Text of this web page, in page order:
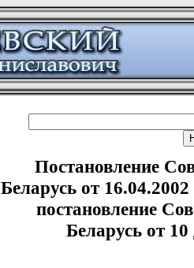
Постановление
Беларусь от
постановление
Беларусь от